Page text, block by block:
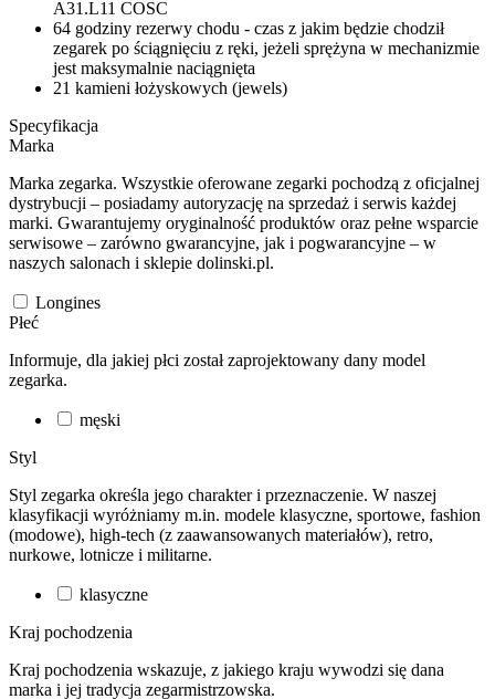
A31.L11 COSC
64 godziny rezerwy chodu - czas z jakim będzie chodził
zegarek po ściągnięciu z ręki, jeżeli sprężyna w mechanizmie
jest maksymalnie naciągnięta
21 kamieni łożyskowych (jewels)
Specyfikacja
Marka
Marka zegarka. Wszystkie oferowane zegarki pochodzą z oficjalnej
dystrybucji – posiadamy autoryzację na sprzedaż i serwis każdej
marki. Gwarantujemy oryginalność produktów oraz pełne wsparcie
serwisowe – zarówno gwarancyjne, jak i pogwarancyjne – w
naszych salonach i sklepie dolinski.pl.
Longines
Płeć
Informuje, dla jakiej płci został zaprojektowany dany model
zegarka.
męski
Styl
Styl zegarka określa jego charakter i przeznaczenie. W naszej
klasyfikacji wyróżniamy m.in. modele klasyczne, sportowe, fashion
(modowe), high-tech (z zaawansowanych materiałów), retro,
nurkowe, lotnicze i militarne.
klasyczne
Kraj pochodzenia
Kraj pochodzenia wskazuje, z jakiego kraju wywodzi się dana
marka i jej tradycja zegarmistrzowska.